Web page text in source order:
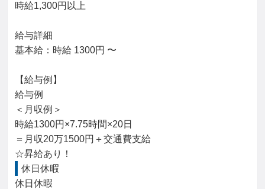
時給1,300円以上
給与詳細
基本給：時給 1300円 〜
【給与例】
給与例
＜月収例＞
時給1300円×7.75時間×20日
＝月収20万1500円＋交通費支給
☆昇給あり！
休日休暇
休日休暇